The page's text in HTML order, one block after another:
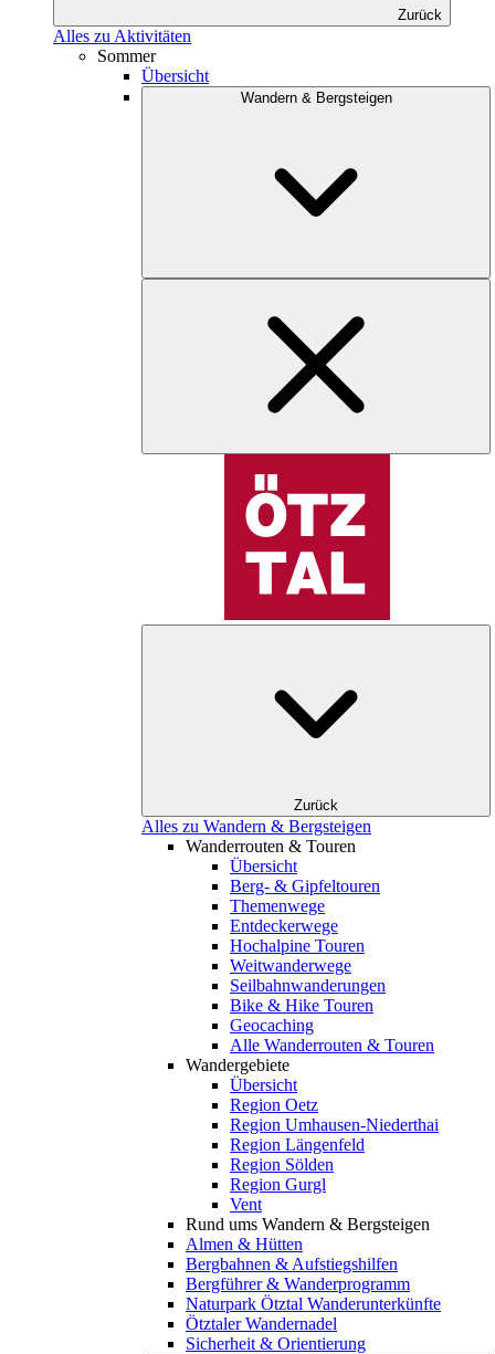
Zurück
Alles zu Aktivitäten
Sommer
Übersicht
Wandern & Bergsteigen
Zurück
Alles zu Wandern & Bergsteigen
Wanderrouten & Touren
Übersicht
Berg- & Gipfeltouren
Themenwege
Entdeckerwege
Hochalpine Touren
Weitwanderwege
Seilbahnwanderungen
Bike & Hike Touren
Geocaching
Alle Wanderrouten & Touren
Wandergebiete
Übersicht
Region Oetz
Region Umhausen-Niederthai
Region Längenfeld
Region Sölden
Region Gurgl
Vent
Rund ums Wandern & Bergsteigen
Almen & Hütten
Bergbahnen & Aufstiegshilfen
Bergführer & Wanderprogramm
Naturpark Ötztal Wanderunterkünfte
Ötztaler Wandernadel
Sicherheit & Orientierung